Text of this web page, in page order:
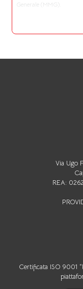
Generale (MMG).
Via Ugo
REA:
Certificata ISO 9001